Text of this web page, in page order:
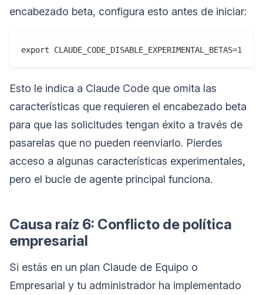
encabezado beta, configura esto antes de iniciar:
Esto le indica a Claude Code que omita las
características que requieren el encabezado beta
para que las solicitudes tengan éxito a través de
pasarelas que no pueden reenviarlo. Pierdes
acceso a algunas características experimentales,
pero el bucle de agente principal funciona.
Causa raíz 6: Conflicto de política
empresarial
Si estás en un plan Claude de Equipo o
Empresarial y tu administrador ha implementado